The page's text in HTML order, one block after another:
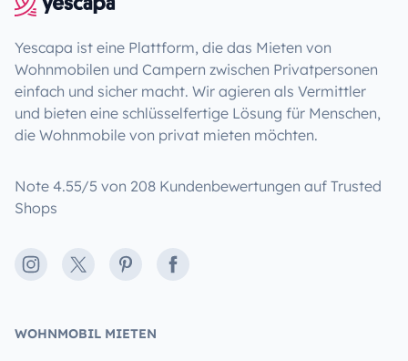
Yescapa ist eine Plattform, die das Mieten von
Wohnmobilen und Campern zwischen Privatpersonen
einfach und sicher macht. Wir agieren als Vermittler
und bieten eine schlüsselfertige Lösung für Menschen,
die Wohnmobile von privat mieten möchten.
Note 4.55/5 von 208 Kundenbewertungen auf Trusted
Shops
Instagram
X PinterestFacebook
WOHNMOBIL MIETEN